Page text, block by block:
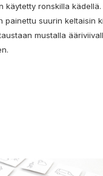
käytetty ronskilla kädellä.
painettu suurin keltaisin
mustalla